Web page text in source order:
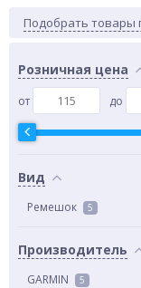
Подобрать товары
Розничная цена
от до
Вид
Ремешок 5
Производитель
GARMIN 5